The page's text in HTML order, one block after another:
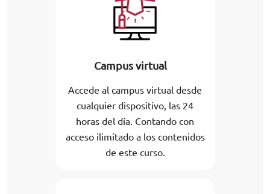
Campus virtual
Accede al campus virtual desde
cualquier dispositivo, las 24
horas del día. Contando con
acceso ilimitado a los contenidos
de este curso.